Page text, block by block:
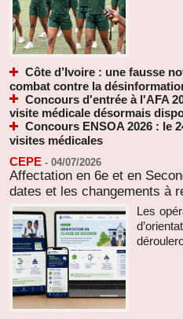
Côte d’Ivoire : une fausse
combat contre la
Concours d'entrée à l'AFA
visite médicale désormais
Concours ENSOA 2026 : le
visites médicales
CEPE - 04/07/2026
Affectation en 6e et en
dates et les changements à
Les